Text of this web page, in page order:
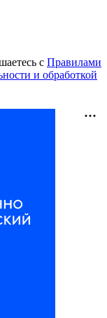
с Правилами
и обработкой